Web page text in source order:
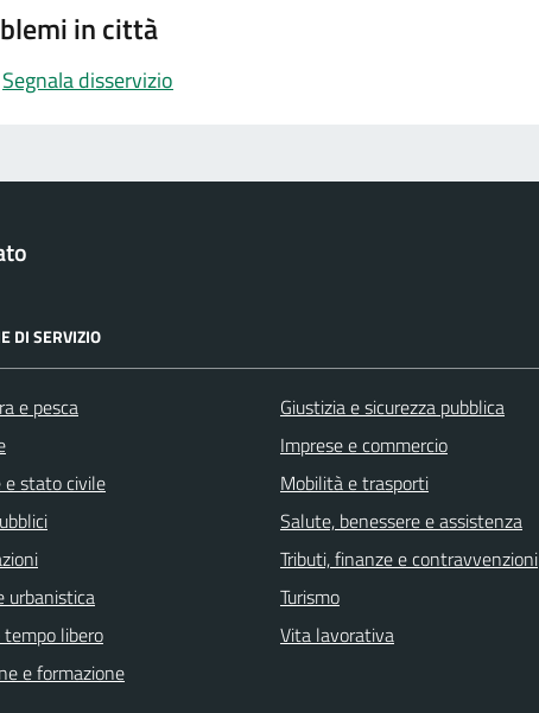
in città
Segnala disservizio
DI SERVIZIO
e pesca
e stato civile
urbanistica
libero
e formazione
Giustizia e sicurezza pubblica
Imprese e commercio
Mobilità e trasporti
Salute, benessere e assistenza
Tributi, finanze e contravvenzioni
Turismo
Vita lavorativa